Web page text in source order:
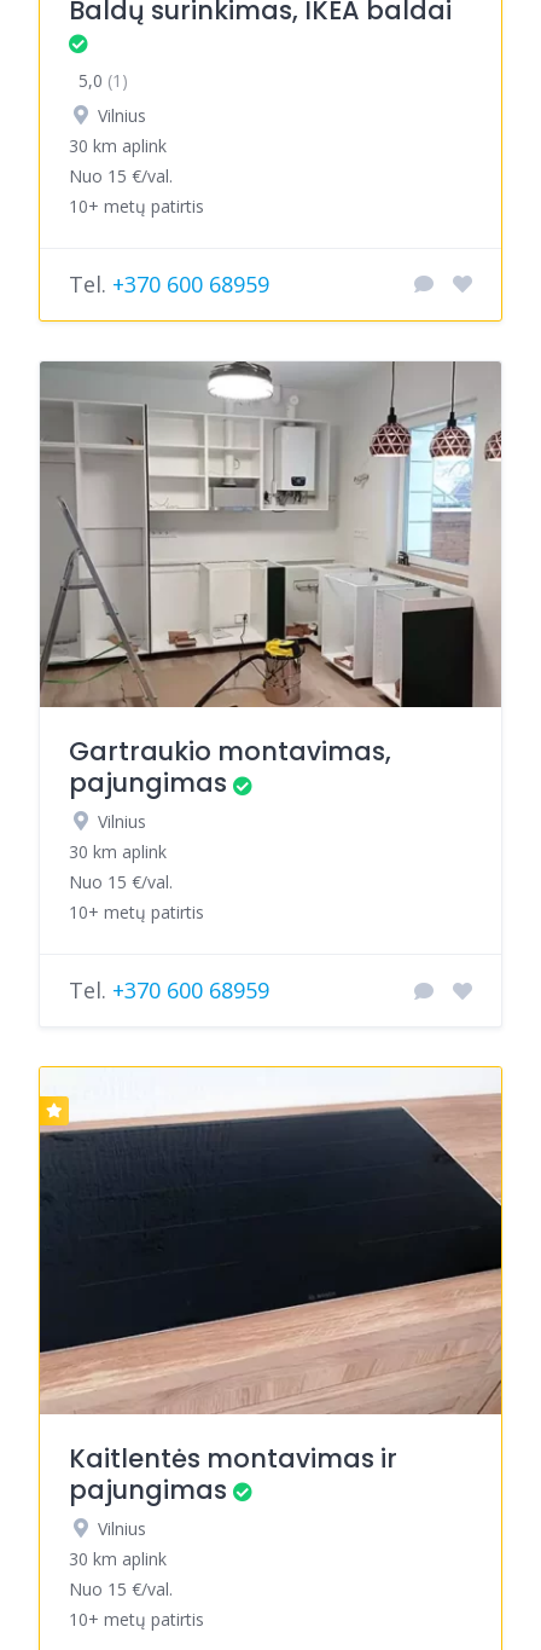
Baldų surinkimas, IKEA baldai
5,0 (1)
Vilnius
30 km aplink
Nuo 15 €/val.
10+ metų patirtis
Tel. +370 600 68959
Gartraukio montavimas,
pajungimas
Vilnius
30 km aplink
Nuo 15 €/val.
10+ metų patirtis
Tel. +370 600 68959
Kaitlentės montavimas ir
pajungimas
Vilnius
30 km aplink
Nuo 15 €/val.
10+ metų patirtis